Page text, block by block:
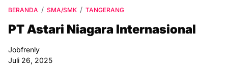
BERANDA SMA/SMK TANGERANG
PT Astari Niagara Internasional
Jobfrenly
Juli 26, 2025